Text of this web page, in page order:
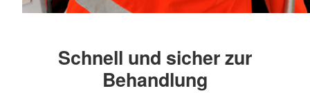
Schnell und sicher zur
Behandlung